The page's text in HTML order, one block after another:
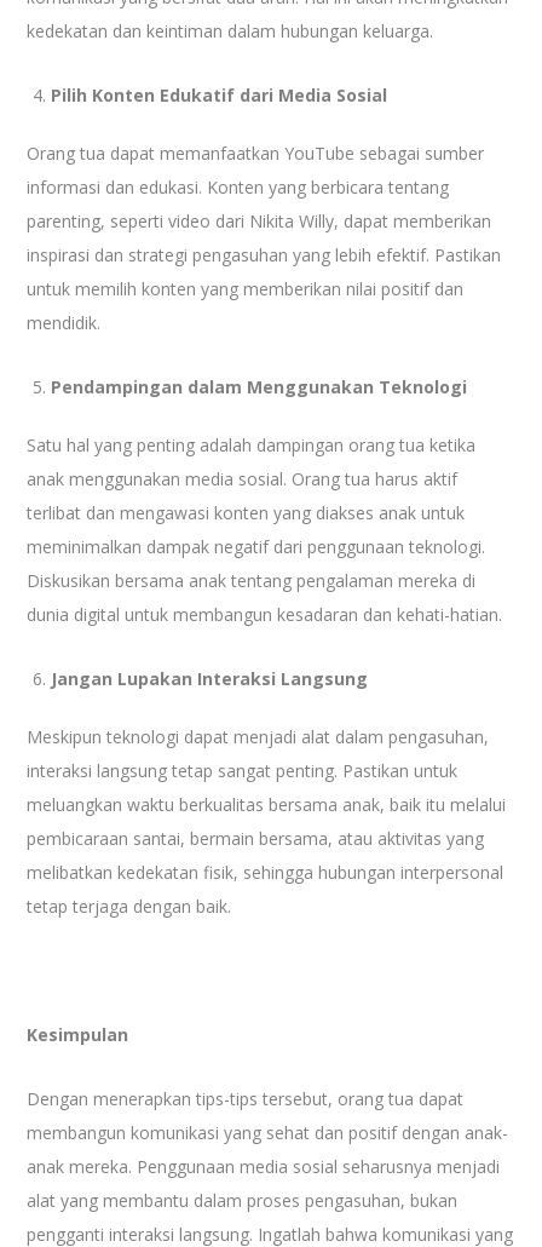
kedekatan dan keintiman dalam hubungan keluarga.
Pilih Konten Edukatif dari Media Sosial
Orang tua dapat memanfaatkan YouTube sebagai sumber
informasi dan edukasi. Konten yang berbicara tentang
parenting, seperti video dari Nikita Willy, dapat memberikan
inspirasi dan strategi pengasuhan yang lebih efektif. Pastikan
untuk memilih konten yang memberikan nilai positif dan
mendidik.
Pendampingan dalam Menggunakan Teknologi
Satu hal yang penting adalah dampingan orang tua ketika
anak menggunakan media sosial. Orang tua harus aktif
terlibat dan mengawasi konten yang diakses anak untuk
meminimalkan dampak negatif dari penggunaan teknologi.
Diskusikan bersama anak tentang pengalaman mereka di
dunia digital untuk membangun kesadaran dan kehati-hatian.
Jangan Lupakan Interaksi Langsung
Meskipun teknologi dapat menjadi alat dalam pengasuhan,
interaksi langsung tetap sangat penting. Pastikan untuk
meluangkan waktu berkualitas bersama anak, baik itu melalui
pembicaraan santai, bermain bersama, atau aktivitas yang
melibatkan kedekatan fisik, sehingga hubungan interpersonal
tetap terjaga dengan baik.
Kesimpulan
Dengan menerapkan tips-tips tersebut, orang tua dapat
membangun komunikasi yang sehat dan positif dengan anak-
anak mereka. Penggunaan media sosial seharusnya menjadi
alat yang membantu dalam proses pengasuhan, bukan
pengganti interaksi langsung. Ingatlah bahwa komunikasi yang